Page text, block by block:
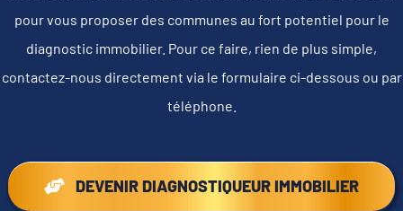
pour vous proposer des communes au fort potentiel pour le
diagnostic immobilier. Pour ce faire, rien de plus simple,
contactez-nous directement via le formulaire ci-dessous ou par
téléphone.
DEVENIR DIAGNOSTIQUEUR IMMOBILIER